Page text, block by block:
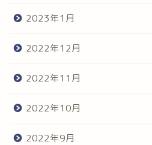
2023年1月
2022年12月
2022年11月
2022年10月
2022年9月